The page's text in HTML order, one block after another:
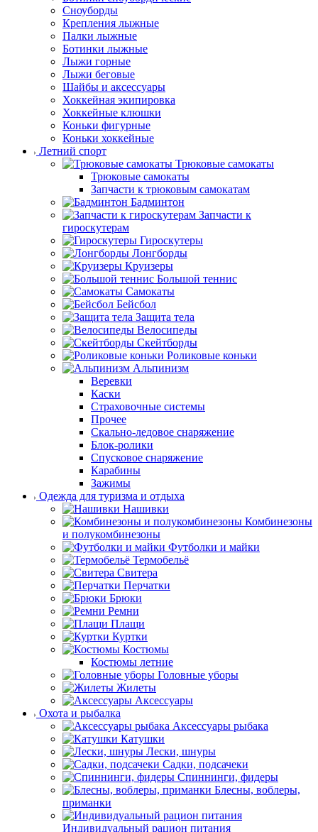
Сноуборды
Крепления лыжные
Палки лыжные
Ботинки лыжные
Лыжи горные
Лыжи беговые
Шайбы и аксессуары
Хоккейная экипировка
Хоккейные клюшки
Коньки фигурные
Коньки хоккейные
Летний спорт
Трюковые самокаты
Трюковые самокаты
Запчасти к трюковым самокатам
Бадминтон
Запчасти к
гироскутерам
Гироскутеры
Лонгборды
Круизеры
Большой теннис
Самокаты
Бейсбол
Защита тела
Велосипеды
Скейтборды
Роликовые коньки
Альпинизм
Веревки
Каски
Страховочные системы
Прочее
Скально-ледовое снаряжение
Блок-ролики
Спусковое снаряжение
Карабины
Зажимы
Одежда для туризма и отдыха
Нашивки
Комбинезоны
и полукомбинезоны
Футболки и майки
Термобельё
Свитера
Перчатки
Брюки
Ремни
Плащи
Куртки
Костюмы
Костюмы летние
Головные уборы
Жилеты
Аксессуары
Охота и рыбалка
Аксессуары рыбака
Катушки
Лески, шнуры
Садки, подсачеки
Спиннинги, фидеры
Блесны, воблеры,
приманки
Индивидуальный рацион питания